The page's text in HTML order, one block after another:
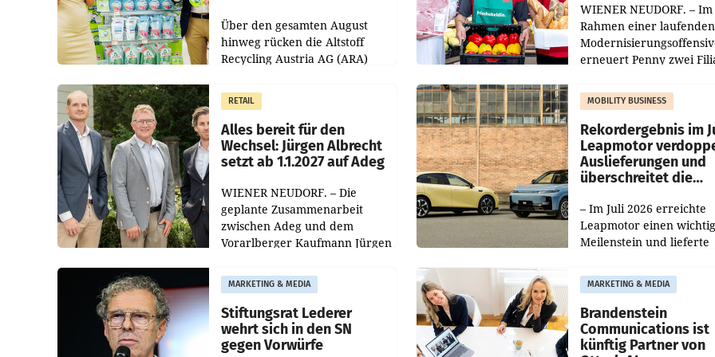
Über den gesamten August
hinweg rücken die Altstoff
Recycling Austria AG (ARA)
Müller die Initiative „Kreislauf-
Helden“ in allen
österreichischen Müller-Filialen
WIENER NEUDORF. – Im
Rahmen einer laufenden
erneuert Penny zwei
Die beiden Standorte
Haag sowie im rund
RETAIL
Alles bereit für den
Wechsel: Jürgen Albrecht
setzt ab 1.1.2027 auf Adeg
WIENER NEUDORF. – Die
geplante Zusammenarbeit
zwischen Adeg und dem
Vorarlberger Kaufmann Jürgen
freigegeben: Die
Bundeswettbewerbsbehörde
und der Bundeskartellanwalt
MOBILITY BUSINESS
Rekordergebnis im
Leapmotor
Auslieferungen und
überschreitet die
– Im Juli 2026 erreichte
Leapmotor einen
Meilenstein und lieferte
aus, womit sich das
gegenüber Juli 2025
verdoppelte (+102
MARKETING & MEDIA
Stiftungsrat Lederer
wehrt sich in den SN
gegen Vorwürfe
MARKETING & MEDIA
Brandenstein
Communications ist
künftig Partner von